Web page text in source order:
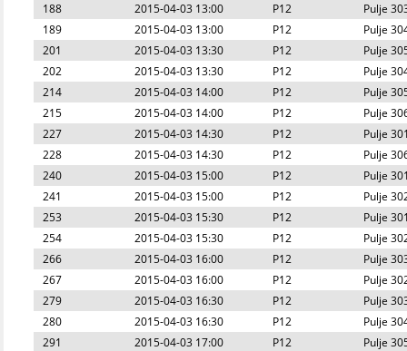
188
2015-04-03 13:00 P12
Pulje
189
2015-04-03 13:00 P12
Pulje
201
2015-04-03 13:30 P12
Pulje
202
2015-04-03 13:30 P12
Pulje
214
2015-04-03 14:00 P12
Pulje
215
2015-04-03 14:00 P12
Pulje
227
2015-04-03 14:30 P12
Pulje
228
2015-04-03 14:30 P12
Pulje
240
2015-04-03 15:00 P12
Pulje
241
2015-04-03 15:00 P12
Pulje
253
2015-04-03 15:30 P12
Pulje
254
2015-04-03 15:30 P12
Pulje
266
2015-04-03 16:00 P12
Pulje
267
2015-04-03 16:00 P12
Pulje
279
2015-04-03 16:30 P12
Pulje
280
2015-04-03 16:30 P12
Pulje
291
2015-04-03 17:00 P12
Pulje